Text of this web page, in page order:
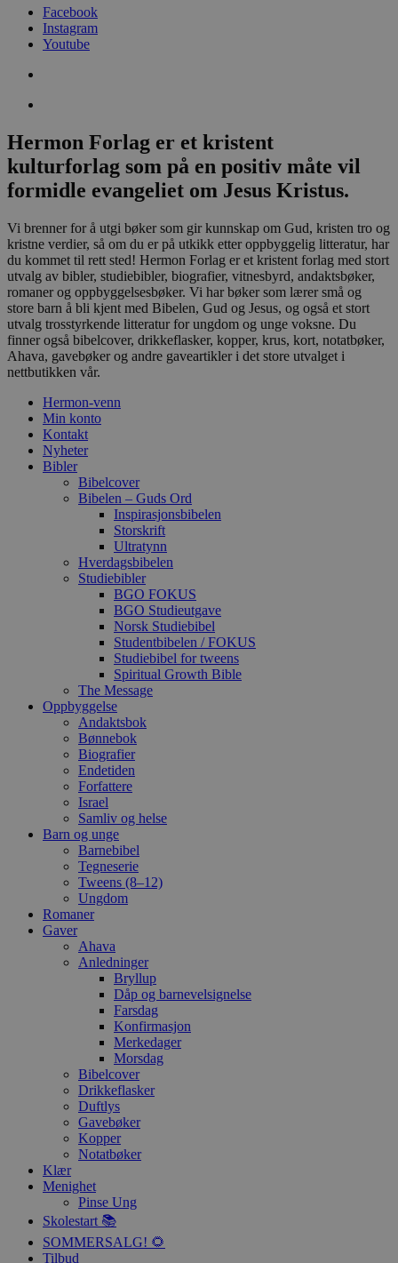
Facebook
Instagram
Youtube
Hermon Forlag er et kristent
kulturforlag som på en positiv måte vil
formidle evangeliet om Jesus Kristus.
Vi brenner for å utgi bøker som gir kunnskap om Gud, kristen tro og
kristne verdier, så om du er på utkikk etter oppbyggelig litteratur, har
du kommet til rett sted! Hermon Forlag er et kristent forlag med stort
utvalg av bibler, studiebibler, biografier, vitnesbyrd, andaktsbøker,
romaner og oppbyggelsesbøker. Vi har bøker som lærer små og
store barn å bli kjent med Bibelen, Gud og Jesus, og også et stort
utvalg trosstyrkende litteratur for ungdom og unge voksne. Du
finner også bibelcover, drikkeflasker, kopper, krus, kort, notatbøker,
Ahava, gavebøker og andre gaveartikler i det store utvalget i
nettbutikken vår.
Hermon-venn
Min konto
Kontakt
Nyheter
Bibler
Bibelcover
Bibelen – Guds Ord
Inspirasjonsbibelen
Storskrift
Ultratynn
Hverdagsbibelen
Studiebibler
BGO FOKUS
BGO Studieutgave
Norsk Studiebibel
Studentbibelen / FOKUS
Studiebibel for tweens
Spiritual Growth Bible
The Message
Oppbyggelse
Andaktsbok
Bønnebok
Biografier
Endetiden
Forfattere
Israel
Samliv og helse
Barn og unge
Barnebibel
Tegneserie
Tweens (8–12)
Ungdom
Romaner
Gaver
Ahava
Anledninger
Bryllup
Dåp og barnevelsignelse
Farsdag
Konfirmasjon
Merkedager
Morsdag
Bibelcover
Drikkeflasker
Duftlys
Gavebøker
Kopper
Notatbøker
Klær
Menighet
Pinse Ung
Skolestart 📚
SOMMERSALG! 🌻
Tilbud